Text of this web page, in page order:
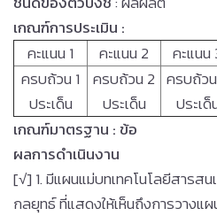
เกณฑ์การประเมิน :
คะแนน 1
คะแนน 2 คะแนน
ครบถ้วน 1
ประเด็น
ครบถ้วน 2
ประเด็น
ครบถ้ว
ประเด็
เกณฑ์มาตรฐาน : ข้อ
ผลการดำเนินงาน
[√] 1. มีแผนแม่บทเทคโนโลยีสารส
กลยุทธ์ ที่แสดงให้เห็นถึงการวางแ